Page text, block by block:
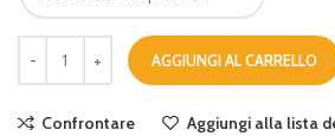
AGGIUNGI AL CARRELLO
Confrontare Aggiungi alla lista